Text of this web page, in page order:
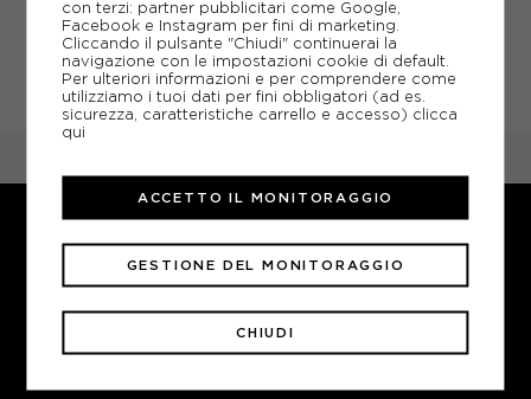
Come annullare la richiesta di reso
info@sportlandweb.it
+39.030.7778571
LINK UTILI
con terzi: partner pubblicitari come Google,
Facebook e Instagram per fini di marketing.
Cliccando il pulsante "Chiudi" continuerai la
navigazione con le impostazioni cookie di default.
Per ulteriori informazioni e per comprendere come
utilizziamo i tuoi dati per fini obbligatori (ad es.
sicurezza, caratteristiche carrello e accesso) clicca
qui
CHIUDI
GESTIONE DEL MONITORAGGIO
ACCETTO IL MONITORAGGIO